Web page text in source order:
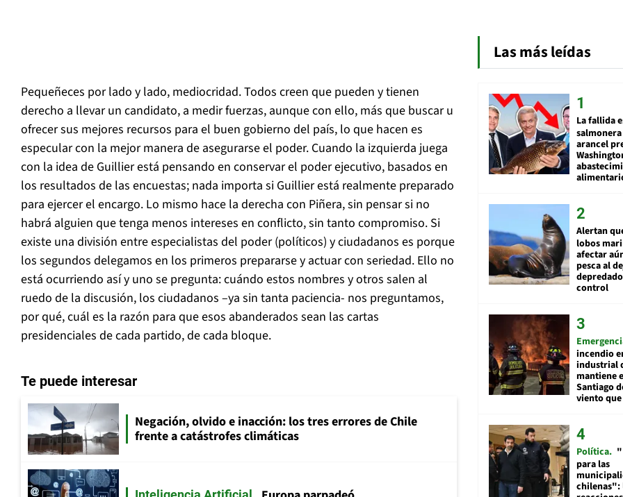
Pequeñeces por lado y lado, mediocridad. Todos creen que pueden y tienen
derecho a llevar un candidato, a medir fuerzas, aunque con ello, más que buscar u
ofrecer sus mejores recursos para el buen gobierno del país, lo que hacen es
especular con la mejor manera de asegurarse el poder. Cuando la izquierda juega
con la idea de Guillier está pensando en conservar el poder ejecutivo, basados en
los resultados de las encuestas; nada importa si Guillier está realmente preparado
para ejercer el encargo. Lo mismo hace la derecha con Piñera, sin pensar si no
habrá alguien que tenga menos intereses en conflicto, sin tanto compromiso. Si
existe una división entre especialistas del poder (políticos) y ciudadanos es porque
los segundos delegamos en los primeros prepararse y actuar con seriedad. Ello no
está ocurriendo así y uno se pregunta: cuándo estos nombres y otros salen al
ruedo de la discusión, los ciudadanos –ya sin tanta paciencia- nos preguntamos,
por qué, cuál es la razón para que esos abanderados sean las cartas
presidenciales de cada partido, de cada bloque.
Te puede interesar
Negación, olvido e inacción: los tres errores de Chile
frente a catástrofes climáticas
Las más leídas
La fallida
arancel
Alertan
lobos
afectar
pesca al
control
incendio
industrial
mantiene
Santiago
viento que
Política
para las
chilenas":